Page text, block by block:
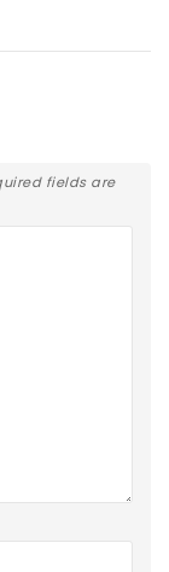
fields are